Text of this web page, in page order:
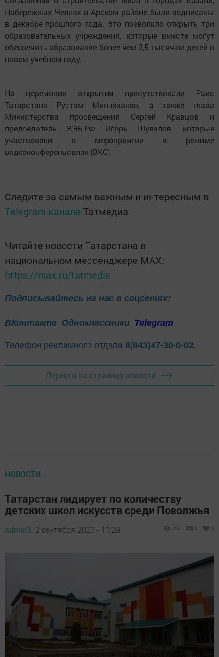
Набережных Челнах и Арском районе были подписаны
в декабре прошлого года. Это позволило открыть три
образовательных учреждения, которые вместе могут
обеспечить образование более чем 3,5 тысячам детей в
новом учебном году.
На церемонии открытия присутствовали Раис
Татарстана Рустам Минниханов, а также глава
Министерства просвещения Сергей Кравцов и
председатель ВЭБ.РФ Игорь Шувалов, которые
участвовали в мероприятии в режиме
видеоконференцсвязи (ВКС).
Следите за самым важным и интересным в
Telegram-канале Татмедиа
Читайте новости Татарстана в
национальном мессенджере MАХ:
https://max.ru/tatmedia
Подписывайтесь на нас в соцсетях:
ВКонтакте Одноклассники Telegram
Телефон рекламного отдела 8(843)47-30-0-02.
Перейти на страницу новости
НОВОСТИ
Татарстан лидирует по количеству
детских школ искусств среди Поволжья
admin3, 2 сентября 2023 - 11:29 520 0 0